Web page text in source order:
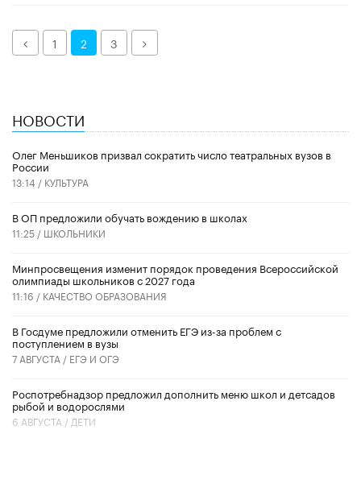
Назад1 2 3 Далее
НОВОСТИ
Олег Меньшиков призвал сократить число театральных вузов в
России
13:14 / КУЛЬТУРА
В ОП предложили обучать вождению в школах
11:25 / ШКОЛЬНИКИ
Минпросвещения изменит порядок проведения Всероссийской
олимпиады школьников с 2027 года
11:16 / КАЧЕСТВО ОБРАЗОВАНИЯ
В Госдуме предложили отменить ЕГЭ из-за проблем с
поступлением в вузы
7 АВГУСТА / ЕГЭ И ОГЭ
Роспотребнадзор предложил дополнить меню школ и детсадов
рыбой и водорослями
6 АВГУСТА / ДЕТИ